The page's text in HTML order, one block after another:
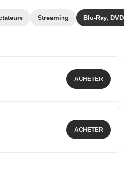
Streaming Blu-Ray, DVD
ACHETER
ACHETER